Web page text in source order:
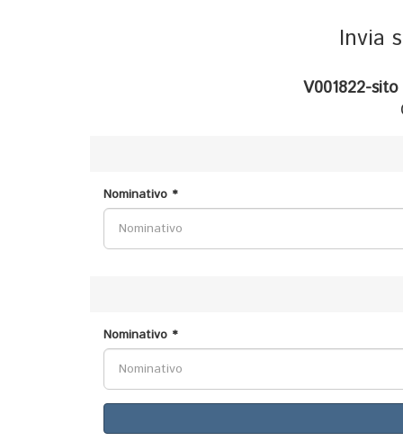
Invia
V001822-sito
Nominativo *
Nominativo *